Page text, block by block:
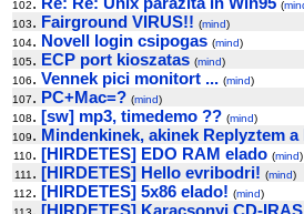
102
(
103. Fairground VIRUS!! (mind)
104. Novell login csipogas (mind)
105. ECP port kioszatas (mind)
106. Vennek pici monitort ... (mind)
107. PC+Mac=? (mind)
108. [sw] mp3, timedemo ?? (mind)
109. Mindenkinek, akinek Replyztem
110. [HIRDETES] EDO RAM elado (mind)
111 . [HIRDETES] Hello evribodri! (mind)
112. [HIRDETES] 5x86 elado! (mind)
. [HIRDETES] Karacsonyi CD-